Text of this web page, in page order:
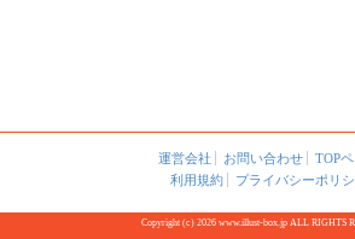
運営会社 お問い合わせ
TOP
利用規約
プライバシーポリ
Copyright (c) 2026 www.illust-box.jp ALL RIGHTS